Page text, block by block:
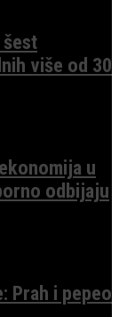
više od 30
u
odbijaju
Prah i pepeo